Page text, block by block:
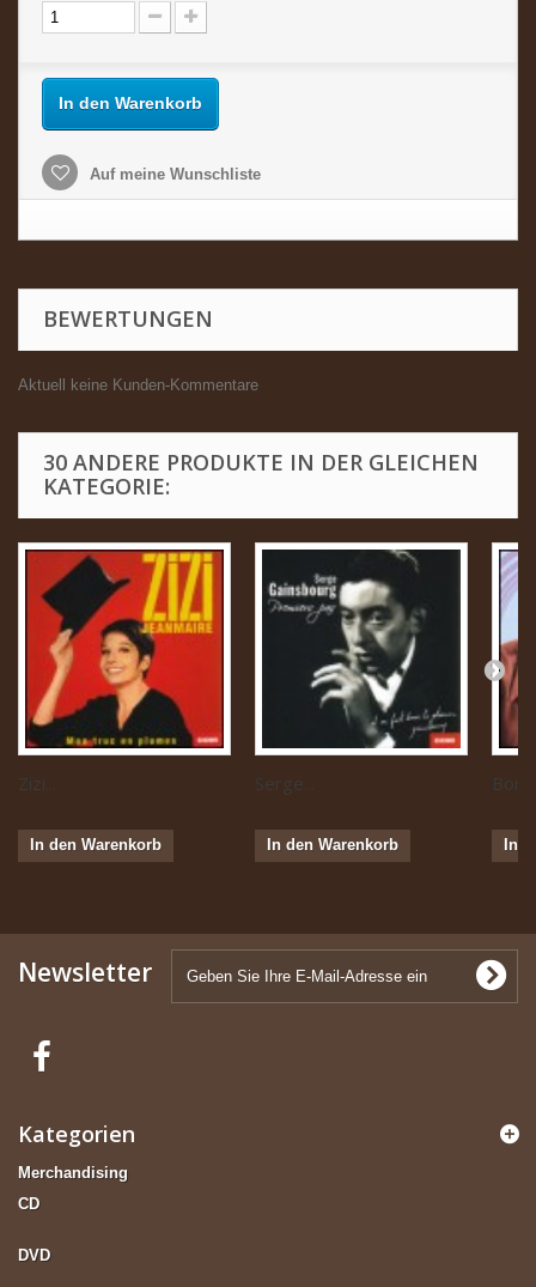
In den Warenkorb
Auf meine Wunschliste
BEWERTUNGEN
Aktuell keine Kunden-Kommentare
30 ANDERE PRODUKTE IN DER GLEICHEN
KATEGORIE:
Zizi...
In den Warenkorb
Serge...
In den Warenkorb In
Newsletter
Kategorien
Merchandising
CD
DVD